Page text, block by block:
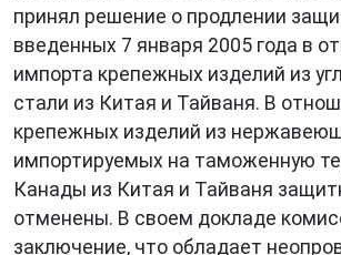
принял решение о продлении
введенных 7 января 2005 года в
импорта крепежных изделий из
стали из Китая и Тайваня. В
крепежных изделий из
импортируемых на таможенную
Канады из Китая и Тайваня
отменены. В своем докладе
заключение, что обладает